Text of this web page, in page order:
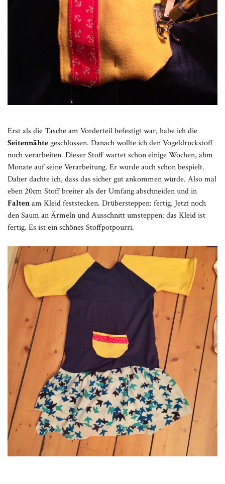
Erst als die Tasche am Vorderteil befestigt war, habe ich die
Seitennähtegeschlossen. Danach wollte ich den Vogeldruckstoff
noch verarbeiten. Dieser Stoff wartet schon einige Wochen, ähm
Monate auf seine Verarbeitung. Er wurde auch schon bespielt.
Daher dachte ich, dass das sicher gut ankommen würde. Also mal
eben 20cm Stoff breiter als der Umfang abschneiden und in
Faltenam Kleid feststecken. Drübersteppen: fertig. Jetzt noch
den Saum an Ärmeln und Ausschnitt umsteppen: das Kleid ist
fertig. Es ist ein schönes Stoffpotpourri.